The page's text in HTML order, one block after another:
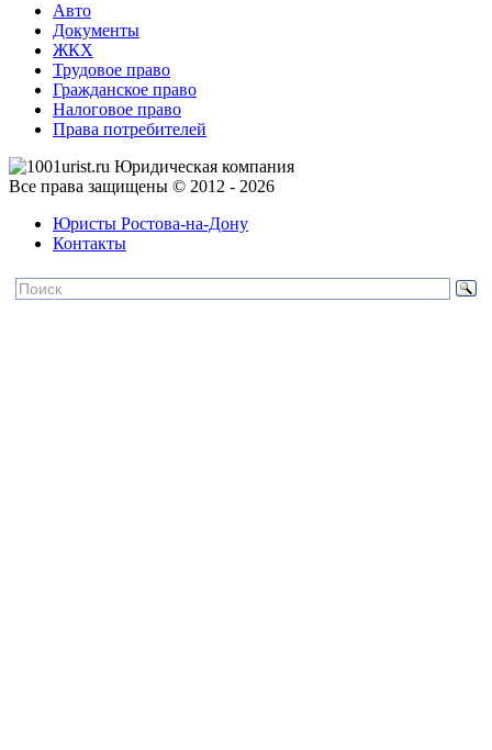
Авто
Документы
ЖКХ
Трудовое право
Гражданское право
Налоговое право
Права потребителей
Все права защищены © 2012 - 2026
Юристы Ростова-на-Дону
Контакты